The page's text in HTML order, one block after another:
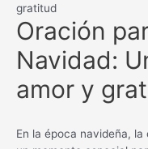
gratitud
Oración
Navidad:
amor y
En la época navideña,